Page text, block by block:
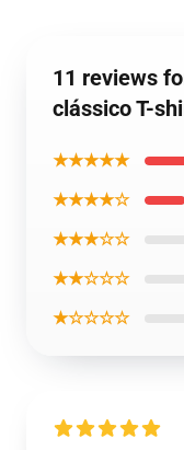
11 reviews
clássico T-
★★★★★
★★★★☆
★★★☆☆
★★☆☆☆
★☆☆☆☆